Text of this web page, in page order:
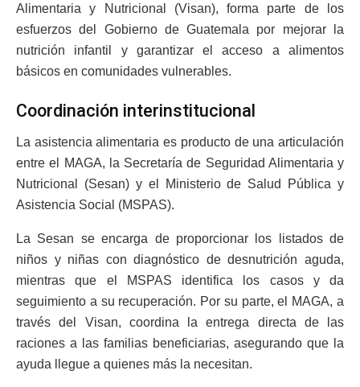
Alimentaria y Nutricional (Visan), forma parte de los
esfuerzos del Gobierno de Guatemala por mejorar la
nutrición infantil y garantizar el acceso a alimentos
básicos en comunidades vulnerables.
Coordinación interinstitucional
La asistencia alimentaria es producto de una articulación
entre el MAGA, la Secretaría de Seguridad Alimentaria y
Nutricional (Sesan) y el Ministerio de Salud Pública y
Asistencia Social (MSPAS).
La Sesan se encarga de proporcionar los listados de
niños y niñas con diagnóstico de desnutrición aguda,
mientras que el MSPAS identifica los casos y da
seguimiento a su recuperación. Por su parte, el MAGA, a
través del Visan, coordina la entrega directa de las
raciones a las familias beneficiarias, asegurando que la
ayuda llegue a quienes más la necesitan.